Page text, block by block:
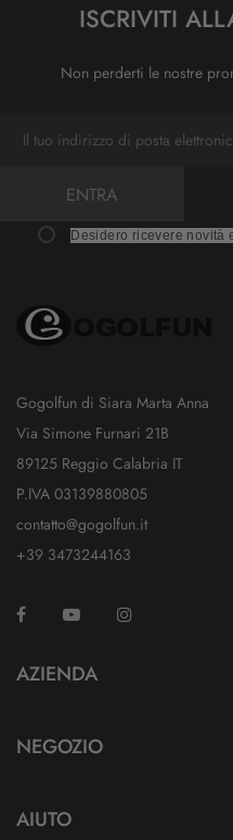
ISCRIVITI
Non perderti le nostre
ENTRA
Desidero ricevere novità
Gogolfun di Siara Marta Anna
Via Simone Furnari 21B
89125 Reggio Calabria IT
P.IVA 03139880805
contatto@gogolfun.it
+39 3473244163
Facebook YouTube
AZIENDA
NEGOZIO
AIUTO